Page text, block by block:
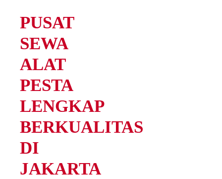
PUSAT
SEWA
ALAT
PESTA
LENGKAP
BERKUALITAS
DI
JAKARTA